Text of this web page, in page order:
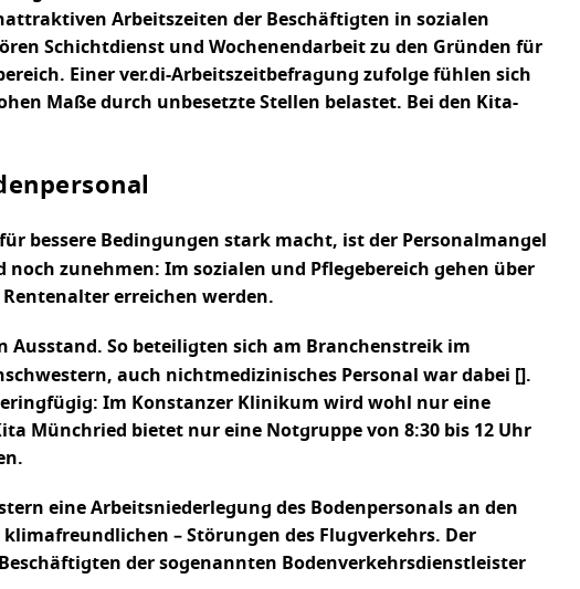
Arbeitszeiten der Beschäftigten in sozialen
Schichtdienst und Wochenendarbeit zu den Gründen für
Einer ver.di-Arbeitszeitbefragung zufolge fühlen sich
Maße durch unbesetzte Stellen belastet. Bei den Kita-
bessere Bedingungen stark macht, ist der Personalmangel
noch zunehmen: Im sozialen und Pflegebereich gehen über
erreichen werden.
Ausstand. So beteiligten sich am Branchenstreik im
auch nichtmedizinisches Personal war dabei [].
Im Konstanzer Klinikum wird wohl nur eine
Münchried bietet nur eine Notgruppe von 8:30 bis 12 Uhr
eine Arbeitsniederlegung des Bodenpersonals an den
– Störungen des Flugverkehrs. Der
der sogenannten Bodenverkehrsdienstleister